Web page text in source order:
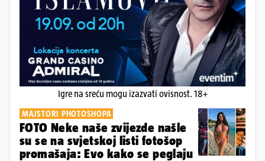
Igre na sreću mogu izazvati ovisnost. 18+
MAJSTORI PHOTOSHOPA
FOTO Neke naše zvijezde našle
su se na svjetskoj listi fotošop
promašaja: Evo kako se peglaju